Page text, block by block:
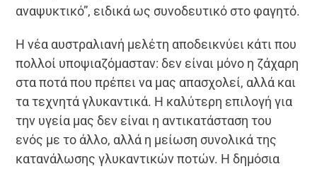
αναψυκτικό”, ειδικά ως συνοδευτικό στο φαγητό.
Η νέα αυστραλιανή μελέτη αποδεικνύει κάτι που
πολλοί υποψιαζόμασταν: δεν είναι μόνο η ζάχαρη
στα ποτά που πρέπει να μας απασχολεί, αλλά και
τα τεχνητά γλυκαντικά. Η καλύτερη επιλογή για
την υγεία μας δεν είναι η αντικατάσταση του
ενός με το άλλο, αλλά η μείωση συνολικά της
κατανάλωσης γλυκαντικών ποτών. Η δημόσια